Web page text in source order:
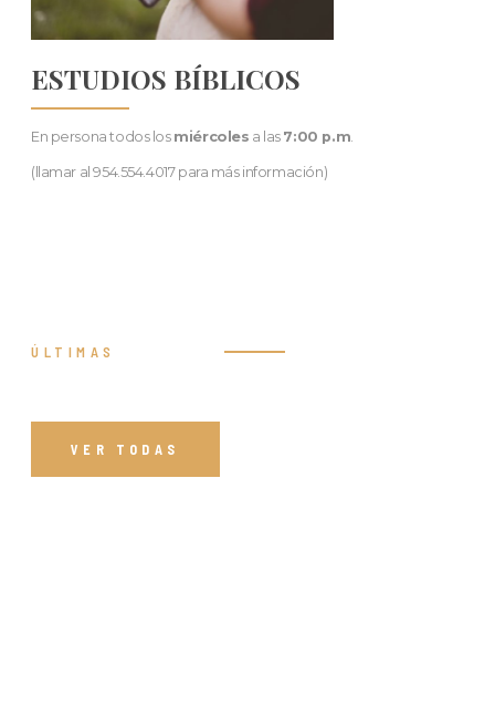
ESTUDIOS BÍBLICOS
En persona todos los miércoles a las 7:00 p.m.
(llamar al 954.554.4017 para más información)
ÚLTIMAS
VER TODAS